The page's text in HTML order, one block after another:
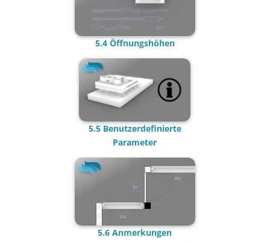
5.4 Öffnungshöhen
5.5 Benutzerdefinierte
Parameter
5.6 Anmerkungen